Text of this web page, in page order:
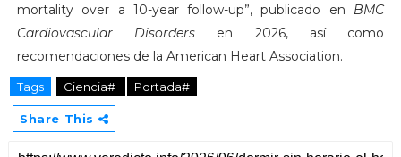
mortality over a 10-year follow-up”, publicado en BMC
Cardiovascular Disorders en 2026, así como
recomendaciones de la American Heart Association.
Tags Ciencia# Portada#
Share This